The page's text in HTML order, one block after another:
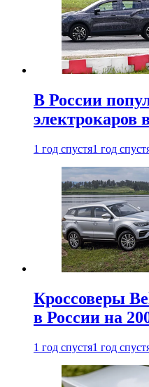
В России
электрокаров
1 год спустя1 год
Кроссоверы
в России на
1 год спустя1 год